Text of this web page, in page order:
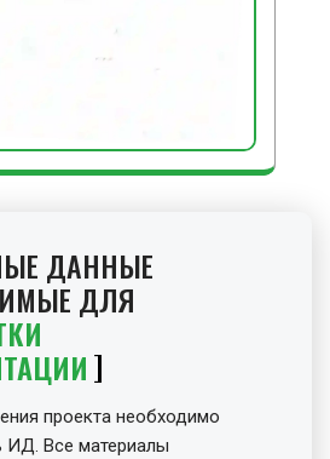
ДАННЫЕ
ДЛЯ
проекта необходимо
ИД. Все материалы